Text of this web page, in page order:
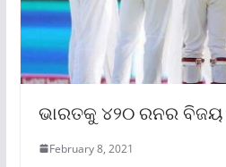
ଭାରତକୁ ୪୨୦ ରନର
February 8, 2021